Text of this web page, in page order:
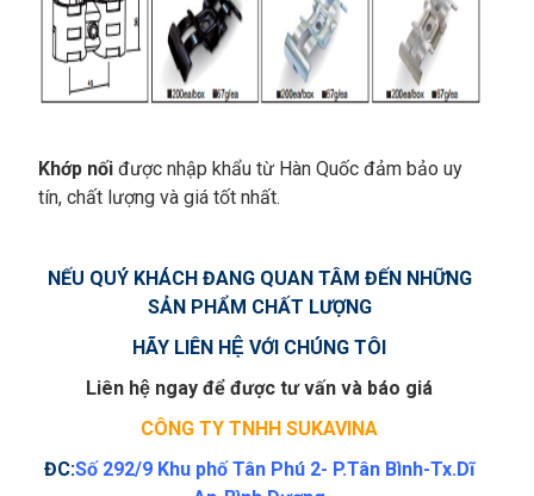
Khớp nốiđược nhập khẩu từ Hàn Quốc đảm bảo uy
tín, chất lượng và giá tốt nhất.
NẾU QUÝ KHÁCH ĐANG QUAN TÂM ĐẾN NHỮNG
SẢN PHẨM CHẤT LƯỢNG
HÃY LIÊN HỆ VỚI CHÚNG TÔI
Liên hệ ngay để được tư vấn và báo giá
CÔNG TY TNHH SUKAVINA
ĐC:Số 292/9 Khu phố Tân Phú 2- P.Tân Bình-Tx.Dĩ